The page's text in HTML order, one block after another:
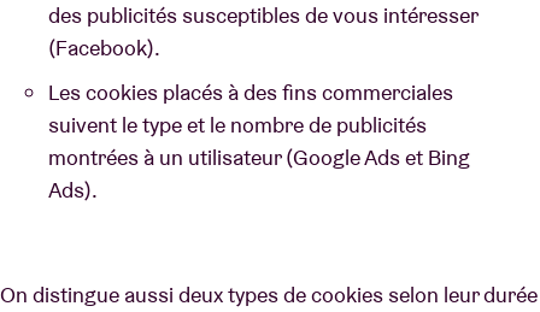
des publicités susceptibles de vous intéresser
(Facebook).
Les cookies placés à des fins commerciales
suivent le type et le nombre de publicités
montrées à un utilisateur (Google Ads et Bing
Ads).
On distingue aussi deux types de cookies selon leur durée